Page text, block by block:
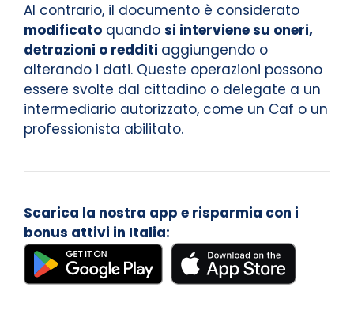
Al contrario, il documento è considerato
modificato quando si interviene su oneri,
detrazioni o redditi aggiungendo o
alterando i dati. Queste operazioni possono
essere svolte dal cittadino o delegate a un
intermediario autorizzato, come un Caf o un
professionista abilitato.
Scarica la nostra app e risparmia con i
bonus attivi in Italia: